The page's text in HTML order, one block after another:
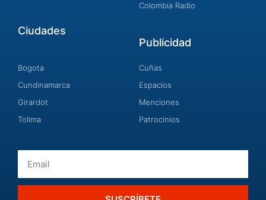
Colombia Radio
Ciudades
Bogota
Cundinamarca
Girardot
Tolima
Publicidad
Cuñas
Espacios
Menciones
Patrocinios